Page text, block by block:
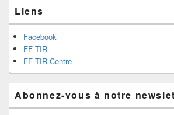
Liens
Facebook
FF TIR
FF TIR Centre
Abonnez-vous à notre